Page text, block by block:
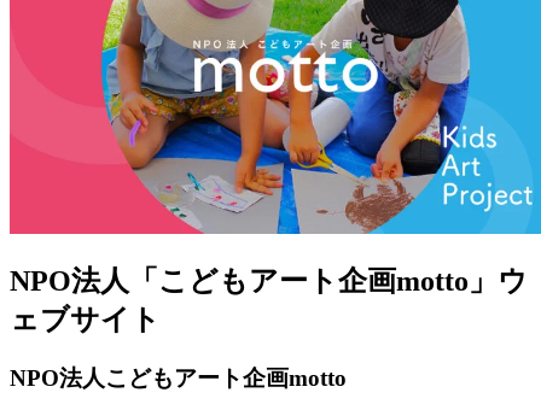
NPO法人「こどもアート企画motto」ウ
ェブサイト
NPO法人こどもアート企画motto